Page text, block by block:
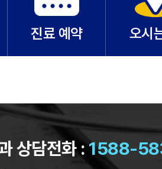
진료 예약 오시
상담전화 :1588-